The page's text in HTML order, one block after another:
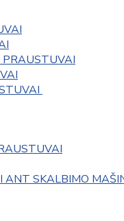
PRAUSTUVAI
SKALBIMO